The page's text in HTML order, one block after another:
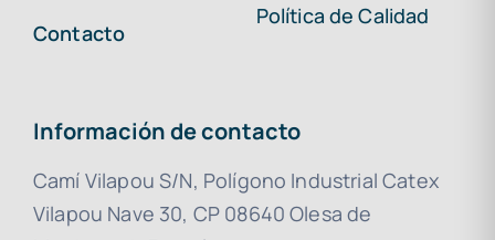
Contacto
Política de Calidad
Información de contacto
Camí Vilapou S/N, Polígono Industrial Catex
Vilapou Nave 30, CP 08640 Olesa de